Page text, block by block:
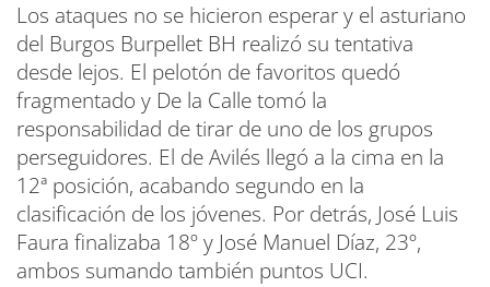
Los ataques no se hicieron esperar y el asturiano
del Burgos Burpellet BH realizó su tentativa
desde lejos. El pelotón de favoritos quedó
fragmentado y De la Calle tomó la
responsabilidad de tirar de uno de los grupos
perseguidores. El de Avilés llegó a la cima en la
12ª posición, acabando segundo en la
clasificación de los jóvenes. Por detrás, José Luis
Faura finalizaba 18º y José Manuel Díaz, 23º,
ambos sumando también puntos UCI.